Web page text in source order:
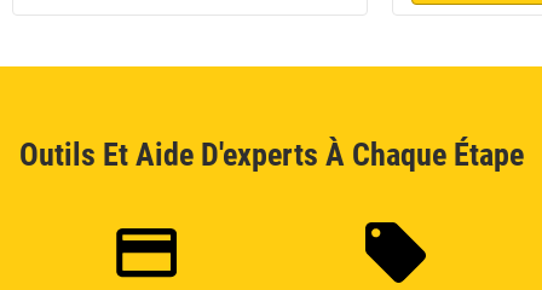
Outils Et Aide D'experts À Chaque Étape